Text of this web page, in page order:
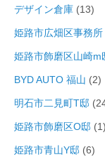
デザイン倉庫 (13)
姫路市広畑区事務所
姫路市飾磨区山崎m
BYD AUTO 福山 (2)
明石市二見町T邸
姫路市飾磨区O邸 (1)
姫路市青山Y邸 (6)